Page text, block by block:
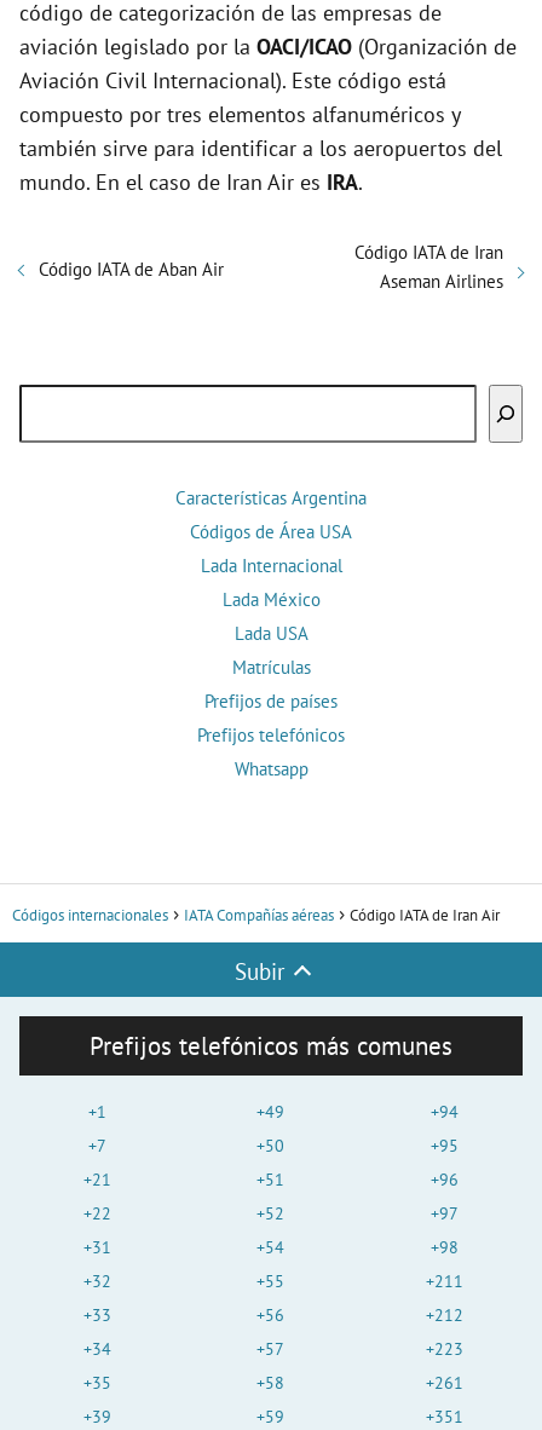
código de categorización de las empresas de
aviación legislado por la OACI/ICAO (Organización de
Aviación Civil Internacional). Este código está
compuesto por tres elementos alfanuméricos y
también sirve para identificar a los aeropuertos del
mundo. En el caso de Iran Air es IRA.
Código IATA de Aban Air
Código IATA de Iran
Aseman Airlines
Características Argentina
Códigos de Área USA
Lada Internacional
Lada México
Lada USA
Matrículas
Prefijos de países
Prefijos telefónicos
Whatsapp
Códigos internacionales IATA Compañías aéreas Código IATA de Iran Air
Subir
Prefijos telefónicos más comunes
+1
+7
+21
+22
+31
+32
+33
+34
+35
+39
+49
+50
+51
+52
+54
+55
+56
+57
+58
+59
+94
+95
+96
+97
+98
+211
+212
+223
+261
+351